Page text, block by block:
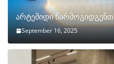
არტემიდი წარმოგიდგენთ
September 16, 2025